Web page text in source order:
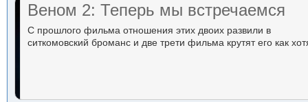
Веном 2: Теперь мы встречаемся
С прошлого фильма отношения этих двоих развили в
ситкомовский броманс и две трети фильма крутят его как